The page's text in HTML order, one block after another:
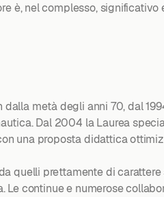
è, nel complesso,
metà degli anni 70, dal
Dal 2004 la Laurea
una proposta didattica
quelli prettamente di
continue e numerose